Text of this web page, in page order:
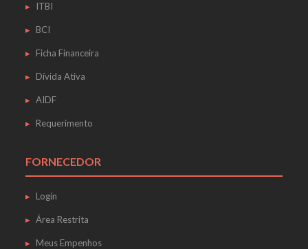
ITBI
BCI
Ficha Financeira
Dívida Ativa
AIDF
Requerimento
FORNECEDOR
Login
Área Restrita
Meus Empenhos